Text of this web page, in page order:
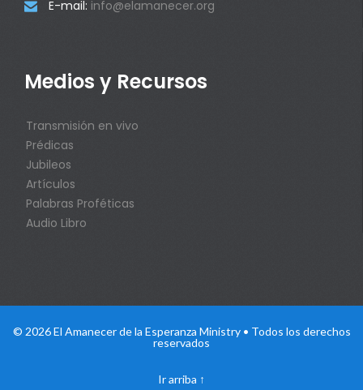
 E-mail: info@elamanecer.org
Medios y Recursos
Transmisión en vivo
Prédicas
Jubileos
Artículos
Palabras Proféticas
Audio Libro
© 2026 El Amanecer de la Esperanza Ministry • Todos los derechos
reservados
Ir arriba ↑